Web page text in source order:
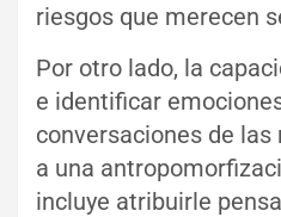
riesgos que merecen
Por otro lado, la
e identificar
conversaciones de
a una
incluye atribuirle